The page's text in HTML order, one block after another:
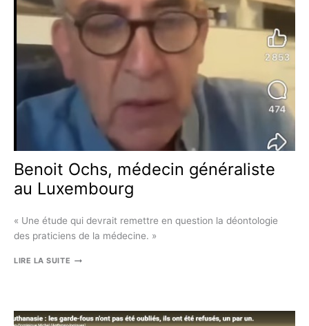
DE
TOUTES
LES
BONNES
Benoit Ochs, médecin généraliste
au Luxembourg
« Une étude qui devrait remettre en question la déontologie
des praticiens de la médecine. »
LIRE LA SUITE BENOIT
AU